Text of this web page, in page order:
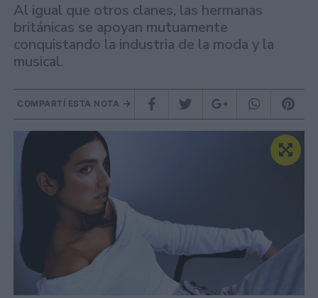
Al igual que otros clanes, las hermanas
británicas se apoyan mutuamente
conquistando la industria de la moda y la
musical.
COMPARTÍ ESTA NOTA